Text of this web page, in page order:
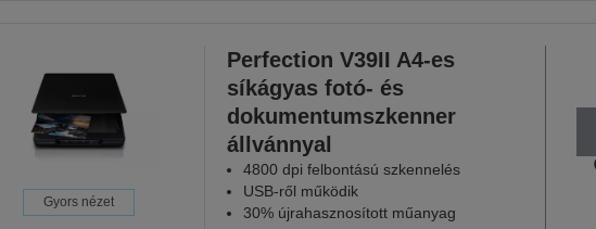
Gyors nézet
Perfection V39II A4-es
síkágyas fotó- és
dokumentumszkenner
állvánnyal
4800 dpi felbontású szkennelés
USB-ről működik
30% újrahasznosított műanyag